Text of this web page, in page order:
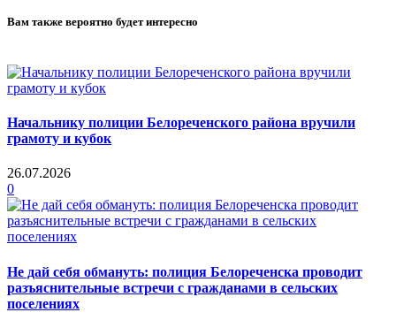
Вам также вероятно будет интересно
Начальнику полиции Белореченского района вручили
грамоту и кубок
26.07.2026
0
Не дай себя обмануть: полиция Белореченска проводит
разъяснительные встречи с гражданами в сельских
поселениях